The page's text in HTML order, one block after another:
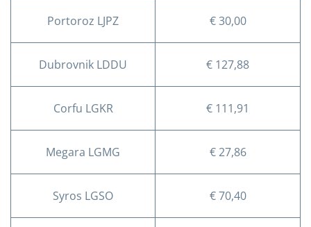
Portoroz LJPZ € 30,00
Dubrovnik LDDU € 127,88
Corfu LGKR € 111,91
Megara LGMG € 27,86
Syros LGSO € 70,40